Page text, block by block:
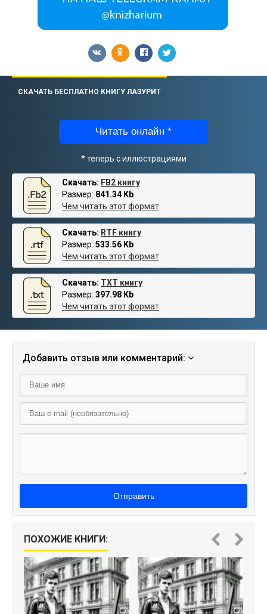
СКАЧАТЬ БЕСПЛАТНО КНИГУ ЛАЗУРИТ
Читать онлайн *
* теперь с иллюстрациями
Скачать: FB2 книгу
Размер: 841.34 Kb
Чем читать этот формат
Скачать: RTF книгу
Размер: 533.56 Kb
Чем читать этот формат
Скачать: TXT книгу
Размер: 397.98 Kb
Чем читать этот формат
Добавить отзыв или комментарий:
Отправить
ПОХОЖИЕ КНИГИ: